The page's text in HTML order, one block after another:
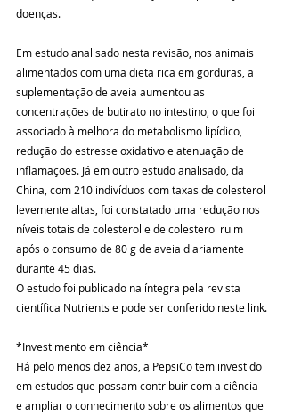
doenças.
Em estudo analisado nesta revisão, nos animais
alimentados com uma dieta rica em gorduras, a
suplementação de aveia aumentou as
concentrações de butirato no intestino, o que foi
associado à melhora do metabolismo lipídico,
redução do estresse oxidativo e atenuação de
inflamações. Já em outro estudo analisado, da
China, com 210 indivíduos com taxas de colesterol
levemente altas, foi constatado uma redução nos
níveis totais de colesterol e de colesterol ruim
após o consumo de 80 g de aveia diariamente
durante 45 dias.
O estudo foi publicado na íntegra pela revista
científica Nutrients e pode ser conferido neste link.
*Investimento em ciência*
Há pelo menos dez anos, a PepsiCo tem investido
em estudos que possam contribuir com a ciência
e ampliar o conhecimento sobre os alimentos que